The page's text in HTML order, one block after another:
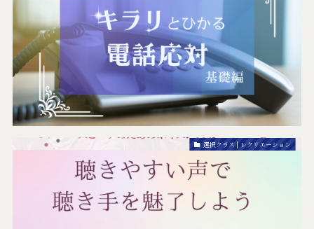
選択クラス | レクリエーション